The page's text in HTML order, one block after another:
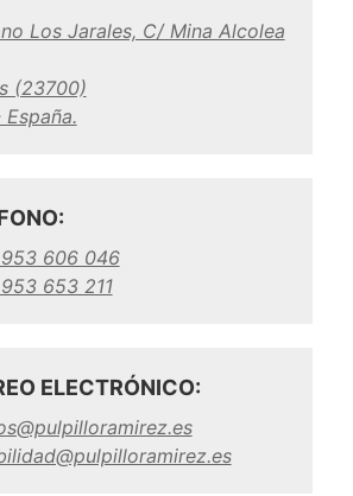
Los Jarales, C/ Mina Alcolea
(23700)
606 046
653 211
ELECTRÓNICO: